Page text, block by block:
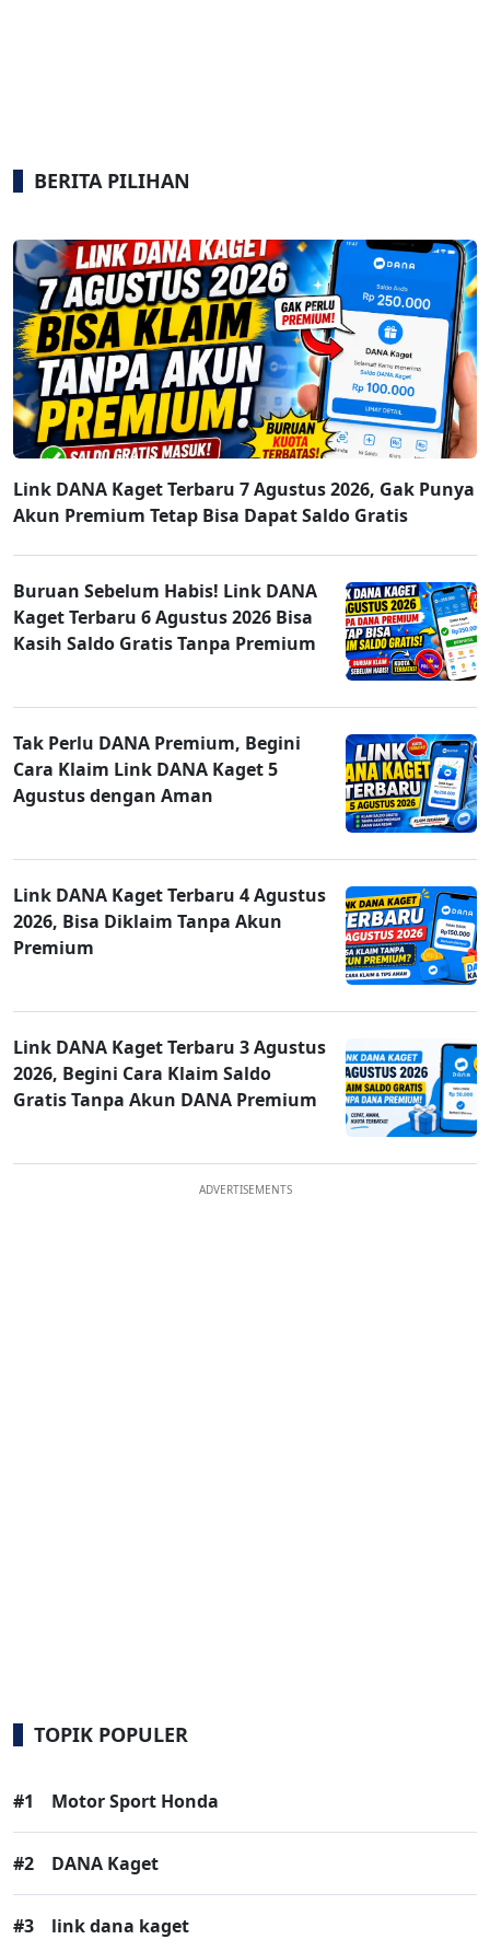
BERITA PILIHAN
Link DANA Kaget Terbaru 7 Agustus 2026, Gak Punya
Akun Premium Tetap Bisa Dapat Saldo Gratis
Buruan Sebelum Habis! Link DANA
Kaget Terbaru 6 Agustus 2026 Bisa
Kasih Saldo Gratis Tanpa Premium
Tak Perlu DANA Premium, Begini
Cara Klaim Link DANA Kaget 5
Agustus dengan Aman
Link DANA Kaget Terbaru 4 Agustus
2026, Bisa Diklaim Tanpa Akun
Premium
Link DANA Kaget Terbaru 3 Agustus
2026, Begini Cara Klaim Saldo
Gratis Tanpa Akun DANA Premium
ADVERTISEMENTS
TOPIK POPULER
#1 Motor Sport Honda
#2 DANA Kaget
#3 link dana kaget